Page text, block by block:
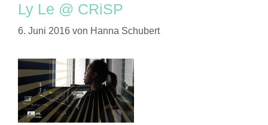
Ly Le @ CRiSP
6. Juni 2016 von Hanna Schubert